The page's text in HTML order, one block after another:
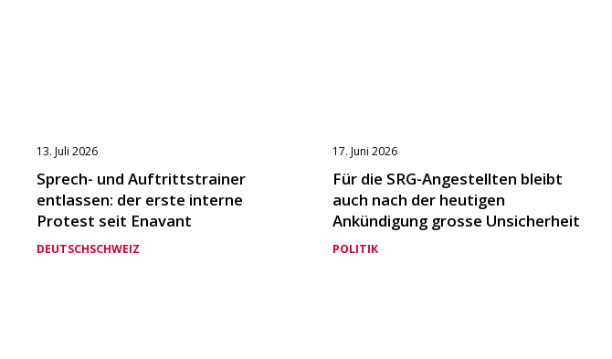
13. Juli 2026
Sprech- und Auftrittstrainer
entlassen: der erste interne
Protest seit Enavant
DEUTSCHSCHWEIZ
17. Juni 2026
Für die SRG-Angestellten bleibt
auch nach der heutigen
Ankündigung grosse Unsicherheit
POLITIK